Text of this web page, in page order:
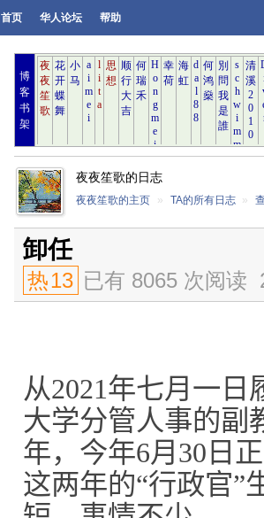
首页 华人论坛 帮助
博
客
书
架
夜夜笙歌的日志
夜夜笙歌的主页 » TA的所有日志 »
卸任
热13 已有 8065 次阅读
从2021年七月一日
大学分管人事的副
年，今年6月 30 日
这两年的“行政官”